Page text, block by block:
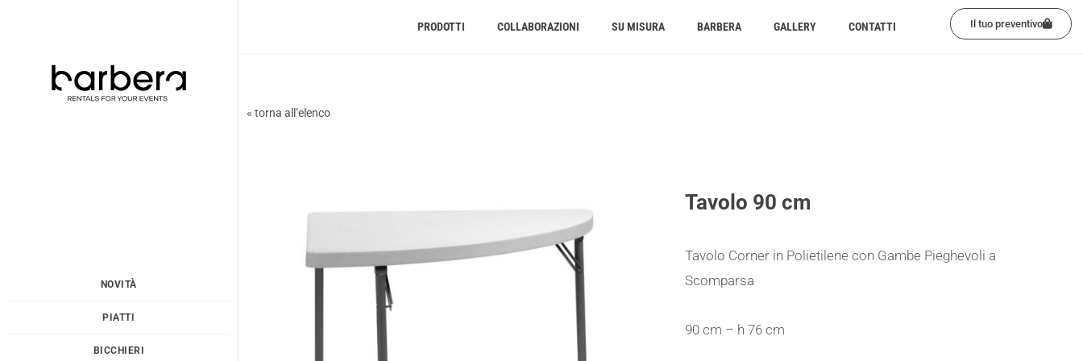
contenuto
NOVITÀ
PIATTI
BICCHIERI
PRODOTTI COLLABORAZIONI SU MISURA BARBERA GALLERY CONTATTI Il tuo preventivo
« torna all’elenco
Tavolo 90 cm
Tavolo Corner in Polietilene con Gambe Pieghevoli a
Scomparsa
90 cm – h 76 cm